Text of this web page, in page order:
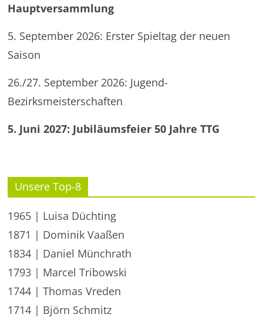
Hauptversammlung
5. September 2026: Erster Spieltag der neuen
Saison
26./27. September 2026: Jugend-
Bezirksmeisterschaften
5. Juni 2027: Jubiläumsfeier 50 Jahre TTG
Unsere Top-8
1965 | Luisa Düchting
1871 | Dominik Vaaßen
1834 | Daniel Münchrath
1793 | Marcel Tribowski
1744 | Thomas Vreden
1714 | Björn Schmitz